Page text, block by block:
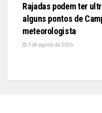
Rajadas podem ter
alguns pontos de
meteorologista
7 de agosto de 2026